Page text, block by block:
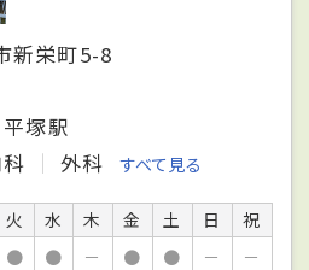
新栄町5-8
塚駅
外科 すべて見る
火 水 木 金 土 日
祝
● ● － ● ● －
－